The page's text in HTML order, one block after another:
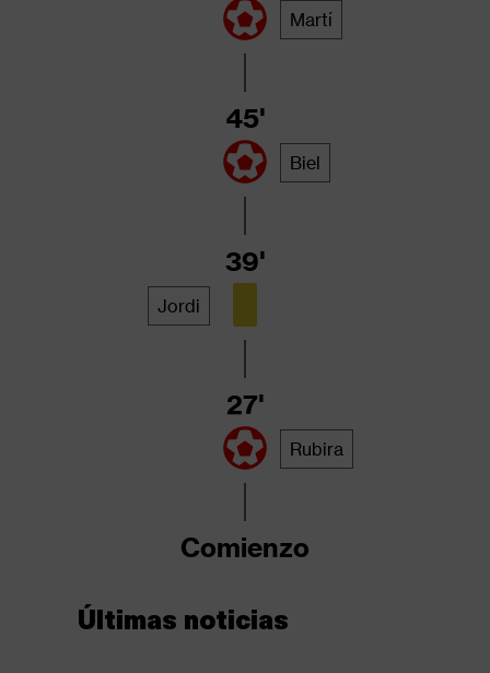
Martí
Biel
45'
Jordi
39'
Rubira
27'
Comienzo
Últimas noticias